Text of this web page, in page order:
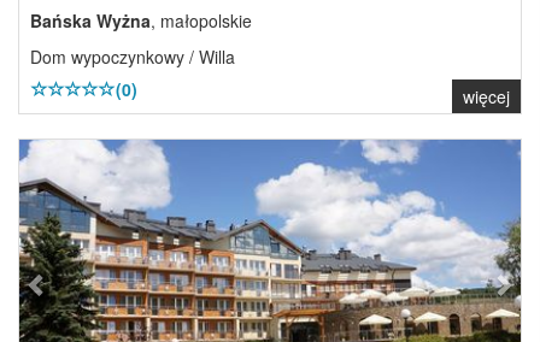
Bańska Wyżna, małopolskie
Dom wypoczynkowy / Willa
(0)
więcej
Previous Next